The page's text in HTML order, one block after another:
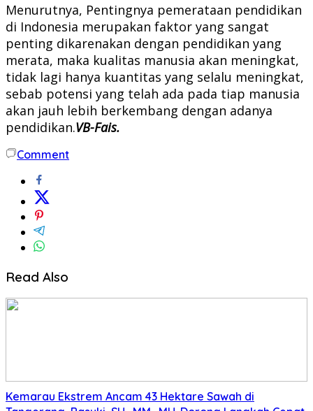
Menurutnya, Pentingnya pemerataan pendidikan
di Indonesia merupakan faktor yang sangat
penting dikarenakan dengan pendidikan yang
merata, maka kualitas manusia akan meningkat,
tidak lagi hanya kuantitas yang selalu meningkat,
sebab potensi yang telah ada pada tiap manusia
akan jauh lebih berkembang dengan adanya
pendidikan.VB-Fais.
Comment
Read Also
Kemarau Ekstrem Ancam 43 Hektare Sawah di